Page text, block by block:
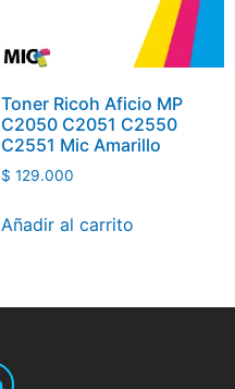
Toner Ricoh Aficio MP
C2050 C2051 C2550
C2551 Mic Amarillo
$ 129.000
Añadir al carrito